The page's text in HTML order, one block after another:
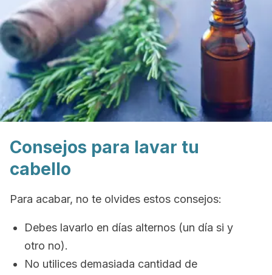
Consejos para lavar tu
cabello
Para acabar, no te olvides estos consejos:
Debes lavarlo en días alternos (un día si y
otro no).
No utilices demasiada cantidad de